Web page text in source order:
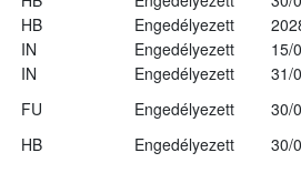
HB Engedélyezett
IN Engedélyezett
15/
IN Engedélyezett
31/
FU Engedélyezett
30/
HB Engedélyezett
30/